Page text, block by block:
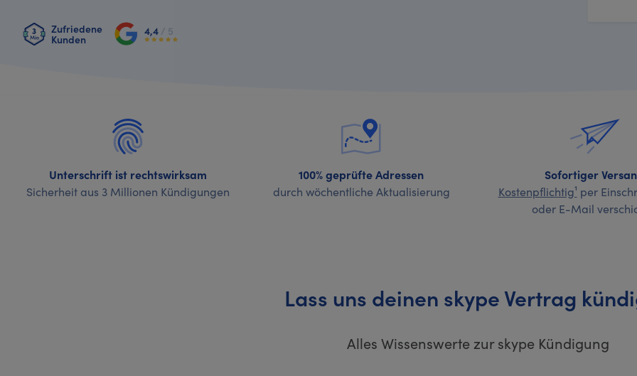
Zufriedene
Kunden
4,4 / 5
Unterschrift ist rechtswirksam
Sicherheit aus 3 Millionen Kündigungen
100% geprüfte Adressen
durch wöchentliche Aktualisierung
Sofortiger
Kostenpflichtig¹ per
oder E-Mail
Lass uns deinen skype Vertrag
Alles Wissenswerte zur skype Kündigung